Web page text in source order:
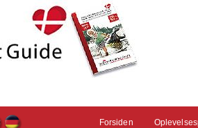
Forsiden